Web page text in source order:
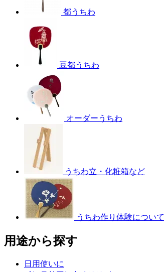
都うちわ
豆都うちわ
オーダーうちわ
うちわ立・化粧箱など
うちわ作り体験について
用途から探す
日用使いに